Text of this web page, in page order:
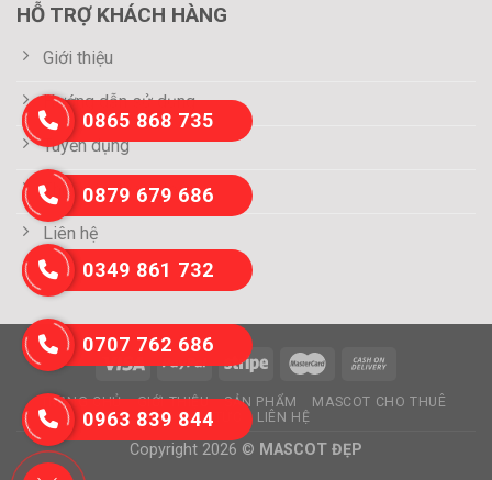
HỖ TRỢ KHÁCH HÀNG
Giới thiệu
Hướng dẫn sử dụng
Tuyển dụng
Thông tin thanh toán
Liên hệ
TRANG CHỦ GIỚI THIỆU SẢN PHẨM
MASCOT CHO THUÊ
TIN TỨC
LIÊN HỆ
Copyright 2026 © MASCOT ĐẸP
0865 868 735
0879 679 686
0349 861 732
0707 762 686
0963 839 844